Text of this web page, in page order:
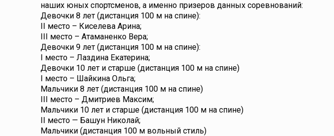
наших юных спортсменов, а именно призеров данных соревнований:
Девочки 8 лет (дистанция 100 м на спине):
II место – Киселева Арина;
III место – Атаманенко Вера;
Девочки 9 лет (дистанция 100 м на спине):
I место – Лаздина Екатерина;
Девочки 10 лет и старше (дистанция 100 м на спине)
I место – Шайкина Ольга;
Мальчики 8 лет (дистанция 100 м на спине)
III место – Дмитриев Максим;
Мальчики 10 лет и старше (дистанция 100 м на спине)
II место — Башун Николай;
Мальчики (дистанция 100 м вольный стиль)